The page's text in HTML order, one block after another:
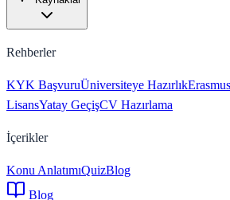
Rehberler
KYK BaşvuruÜniversiteye HazırlıkErasmus
LisansYatay GeçişCV Hazırlama
İçerikler
Konu AnlatımıQuizBlog
Blog